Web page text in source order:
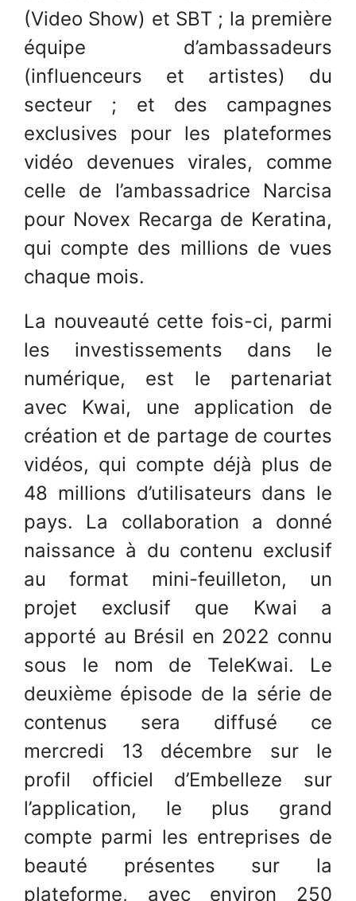
(Video Show) et SBT ; la première
équipe d’ambassadeurs
(influenceurs et artistes) du
secteur ; et des campagnes
exclusives pour les plateformes
vidéo devenues virales, comme
celle de l’ambassadrice Narcisa
pour Novex Recarga de Keratina,
qui compte des millions de vues
chaque mois.
La nouveauté cette fois-ci, parmi
les investissements dans le
numérique, est le partenariat
avec Kwai, une application de
création et de partage de courtes
vidéos, qui compte déjà plus de
48 millions d’utilisateurs dans le
pays. La collaboration a donné
naissance à du contenu exclusif
au format mini-feuilleton, un
projet exclusif que Kwai a
apporté au Brésil en 2022 connu
sous le nom de TeleKwai. Le
deuxième épisode de la série de
contenus sera diffusé ce
mercredi 13 décembre sur le
profil officiel d’Embelleze sur
l’application, le plus grand
compte parmi les entreprises de
beauté présentes sur la
plateforme, avec environ 250